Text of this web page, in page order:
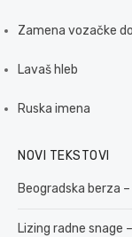
Zamena vozačke
Lavaš hleb
Ruska imena
NOVI TEKSTOVI
Beogradska berza
Lizing radne snage